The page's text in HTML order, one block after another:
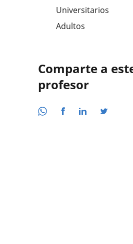
Universitarios
Adultos
Comparte a
profesor